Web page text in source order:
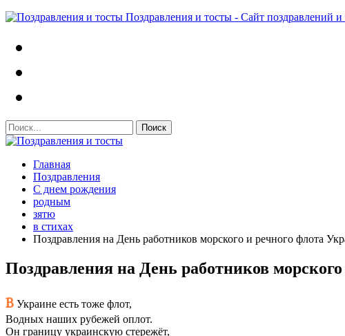
Поздравления и тосты - Сайт поздравлений
Главная
Поздравления
С днем рождения
родным
зятю
в стихах
Поздравления на День работников морского и речного флота
Поздравления на День работников
В Украине есть тоже флот,
Водных наших рубежей оплот.
Он границу украинскую стережёт,